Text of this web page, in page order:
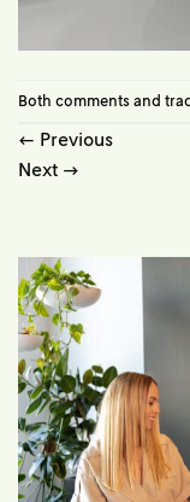
Both comments and
← Previous
Next →